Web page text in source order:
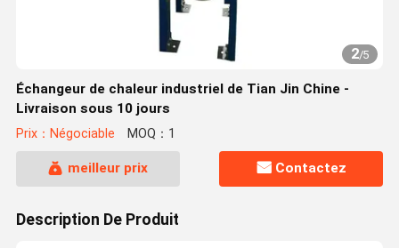
2/5
Échangeur de chaleur industriel de Tian Jin Chine -
Livraison sous 10 jours
Prix：Négociable MOQ：1
meilleur prix Contactez
Description De Produit